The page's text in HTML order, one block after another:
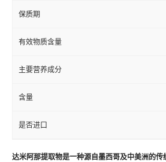
保质期
有效物质含量
主要营养成分
含量
是否进口
达米阿那提取物是一种源自墨西哥及中美洲的